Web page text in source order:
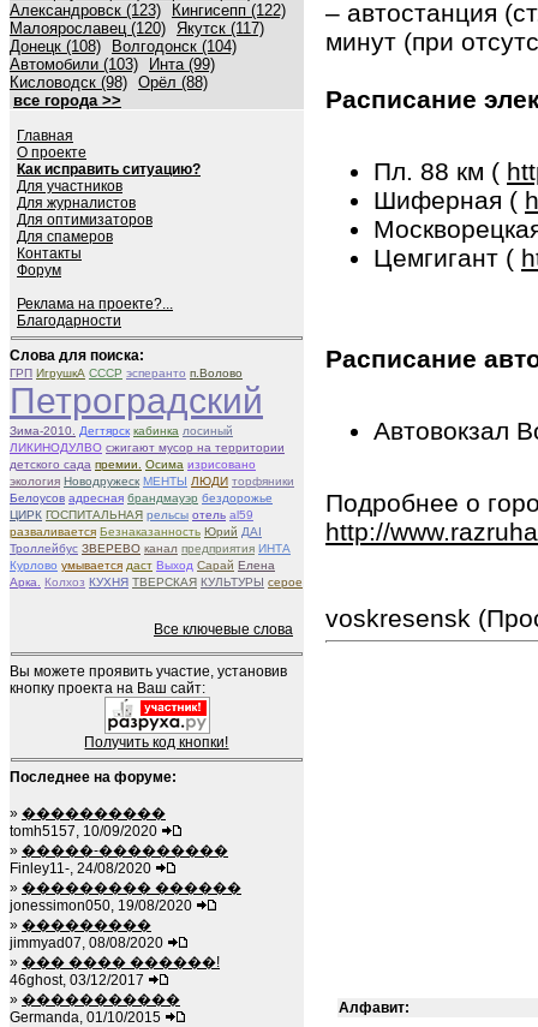
Александровск (123)
Кингисепп (122)
Малоярославец (120) Якутск (117)
Донецк (108)
Волгодонск (104)
Автомобили (103)
Инта (99)
Кисловодск (98) Орёл (88)
все города >>
Главная
О проекте
Как исправить ситуацию?
Для участников
Для журналистов
Для оптимизаторов
Для спамеров
Контакты
Форум
Реклама на проекте?...
Благодарности
Слова для поиска:
ГРП ИгрушкА СССР эсперанто п.Волово
Петроградский
Зима-2010. Дегтярск кабинка лосиный
ЛИКИНОДУЛВО сжигают мусор на территории
детского сада премии. Осима изрисовано
экология Новодружеск МЕНТЫ ЛЮДИ торфяники
Белоусов адресная брандмауэр бездорожье
ЦИРК ГОСПИТАЛЬНАЯ рельсы отель al59
разваливается Безнаказанность Юрий ДАІ
Троллейбус ЗВЕРЕВО канал предприятия ИНТА
Курлово умывается даст Выход Сарай Елена
Арка.
Колхоз КУХНЯ ТВЕРСКАЯ КУЛЬТУРЫ серое
Все ключевые слова
Вы можете проявить участие, установив
кнопку проекта на Ваш сайт:
Получить код кнопки!
Последнее на форуме:
» ����������
tomh5157, 10/09/2020
» �����-���������
Finley11-, 24/08/2020
» ��������� ������
jonessimon050, 19/08/2020
» ���������
jimmyad07, 08/08/2020
» ��� ���� ������!
46ghost, 03/12/2017
» �����������
Germanda, 01/10/2015
– автостанция
минут (при
Расписание
Пл. 88 км (
Шиферная (
Цемгигант (
Расписание
Автовокзал
Подробнее о
http://
voskresensk
Алфавит: